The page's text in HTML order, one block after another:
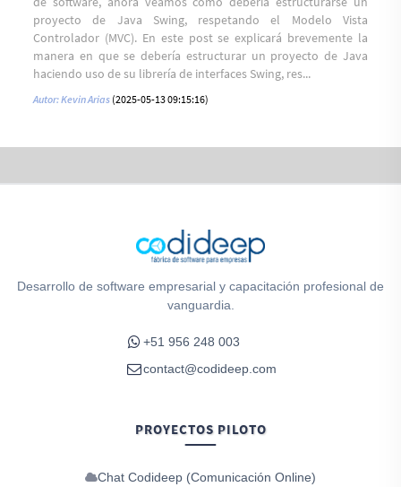
proyecto de Java Swing, respetando el Modelo Vista
Controlador (MVC). En este post se explicará brevemente la
manera en que se debería estructurar un proyecto de Java
haciendo uso de su librería de interfaces Swing, res...
Autor: Kevin Arias (2025-05-13 09:15:16)
Desarrollo de software empresarial y capacitación profesional de
vanguardia.
+51 956 248 003
contact@codideep.com
PROYECTOS PILOTO
Chat Codideep (Comunicación Online)